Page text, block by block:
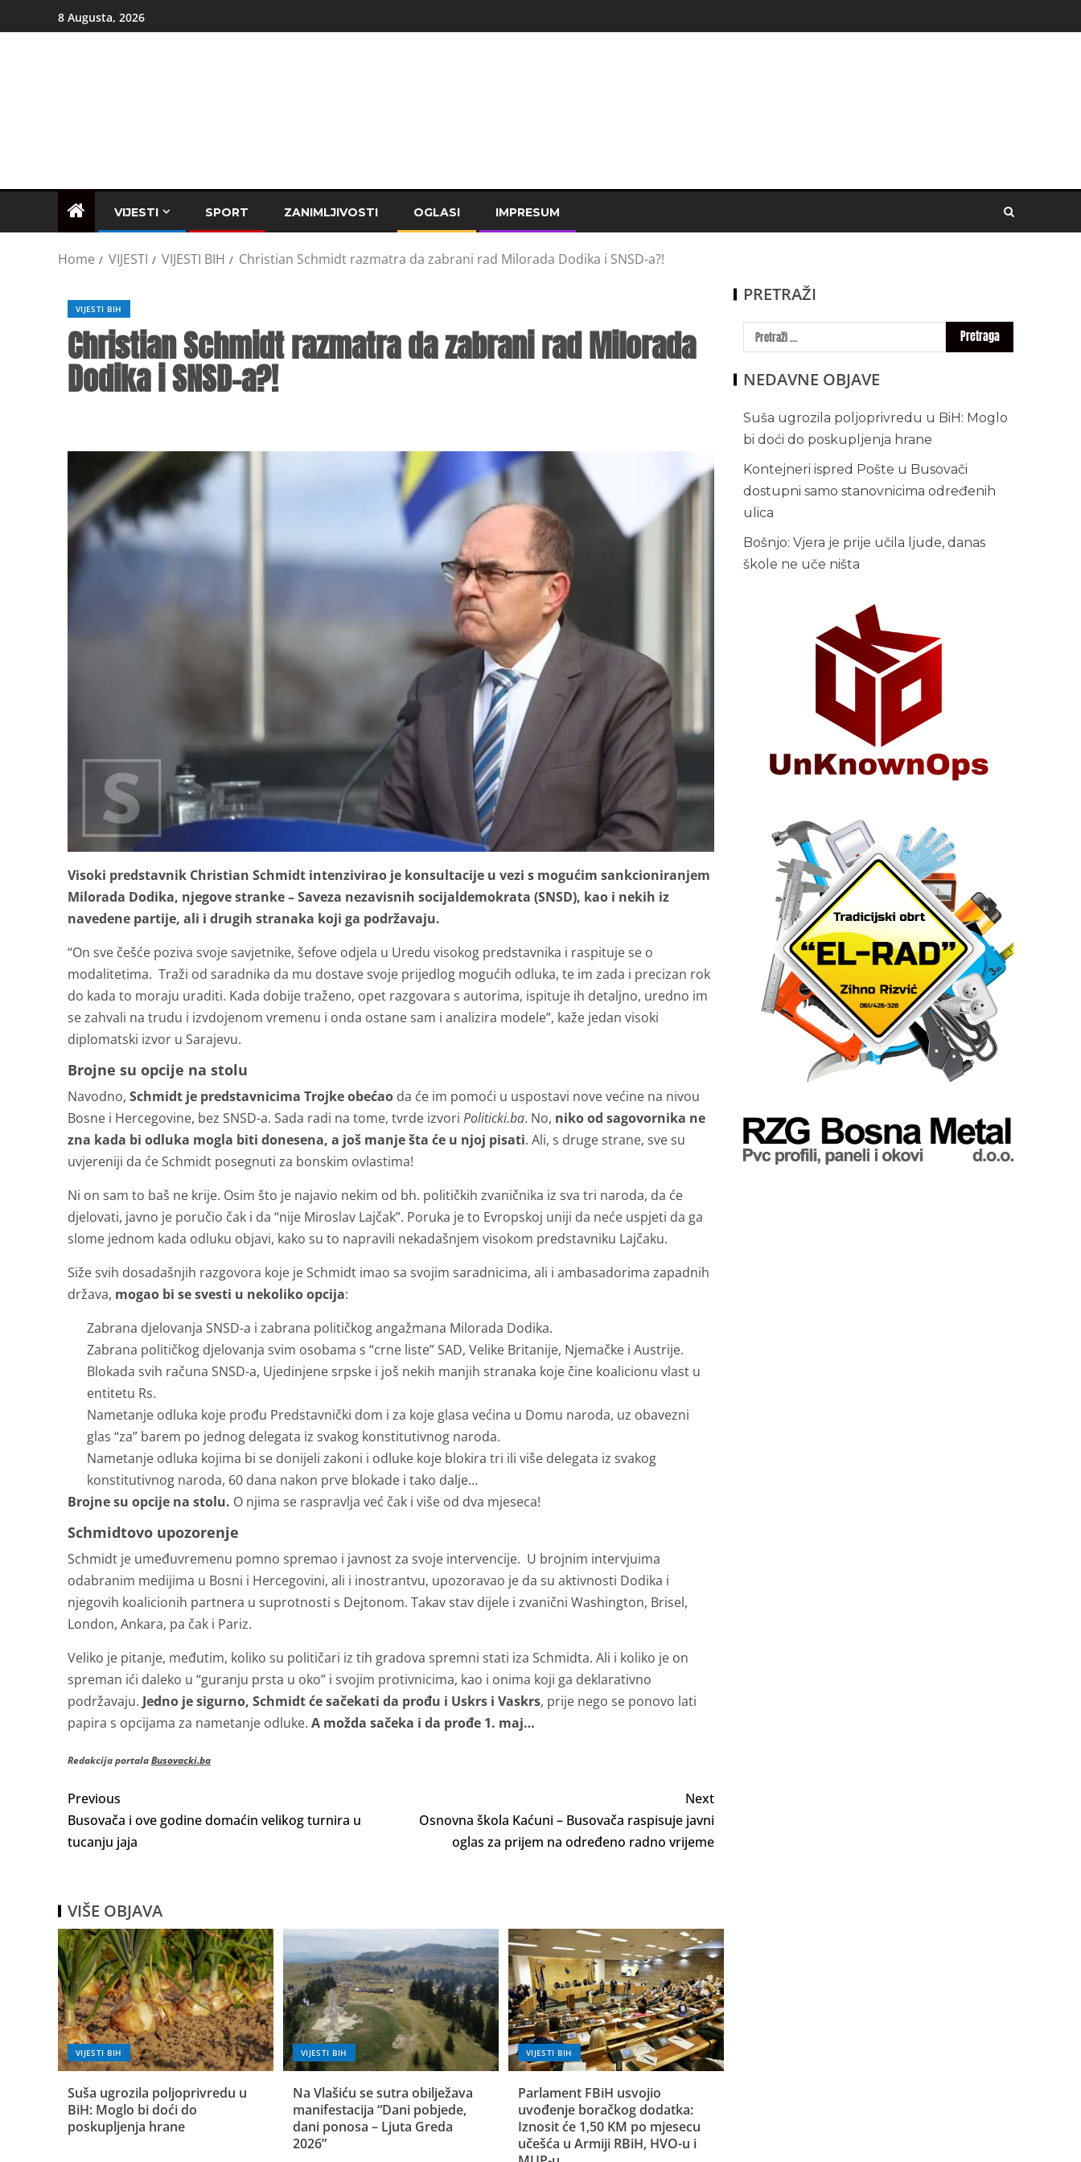
8 Augusta, 2026
VIJESTI SPORT ZANIMLJIVOSTI OGLASI IMPRESUM
Home VIJESTI VIJESTI BIH Christian Schmidt razmatra da zabrani rad Milorada Dodika i SNSD-a?!
VIJESTI BIH
Christian Schmidt razmatra da zabrani rad Milorada
Dodika i SNSD-a?!
Visoki predstavnik Christian Schmidt intenzivirao je konsultacije u vezi s mogućim sankcioniranjem
Milorada Dodika, njegove stranke – Saveza nezavisnih socijaldemokrata (SNSD), kao i nekih iz
navedene partije, ali i drugih stranaka koji ga podržavaju.
“On sve češće poziva svoje savjetnike, šefove odjela u Uredu visokog predstavnika i raspituje se o
modalitetima. Traži od saradnika da mu dostave svoje prijedlog mogućih odluka, te im zada i precizan rok
do kada to moraju uraditi. Kada dobije traženo, opet razgovara s autorima, ispituje ih detaljno, uredno im
se zahvali na trudu i izvdojenom vremenu i onda ostane sam i analizira modele”, kaže jedan visoki
diplomatski izvor u Sarajevu.
Brojne su opcije na stolu
Navodno, Schmidt je predstavnicima Trojke obećao da će im pomoći u uspostavi nove većine na nivou
Bosne i Hercegovine, bez SNSD-a. Sada radi na tome, tvrde izvori Politicki.ba. No, niko od sagovornika ne
zna kada bi odluka mogla biti donesena, a još manje šta će u njoj pisati. Ali, s druge strane, sve su
uvjereniji da će Schmidt posegnuti za bonskim ovlastima!
Ni on sam to baš ne krije. Osim što je najavio nekim od bh. političkih zvaničnika iz sva tri naroda, da će
djelovati, javno je poručio čak i da “nije Miroslav Lajčak”. Poruka je to Evropskoj uniji da neće uspjeti da ga
slome jednom kada odluku objavi, kako su to napravili nekadašnjem visokom predstavniku Lajčaku.
Siže svih dosadašnjih razgovora koje je Schmidt imao sa svojim saradnicima, ali i ambasadorima zapadnih
država, mogao bi se svesti u nekoliko opcija:
Zabrana djelovanja SNSD-a i zabrana političkog angažmana Milorada Dodika.
Zabrana političkog djelovanja svim osobama s “crne liste” SAD, Velike Britanije, Njemačke i Austrije.
Blokada svih računa SNSD-a, Ujedinjene srpske i još nekih manjih stranaka koje čine koalicionu vlast u
entitetu Rs.
Nametanje odluka koje prođu Predstavnički dom i za koje glasa većina u Domu naroda, uz obavezni
glas “za” barem po jednog delegata iz svakog konstitutivnog naroda.
Nametanje odluka kojima bi se donijeli zakoni i odluke koje blokira tri ili više delegata iz svakog
konstitutivnog naroda, 60 dana nakon prve blokade i tako dalje…
Brojne su opcije na stolu. O njima se raspravlja već čak i više od dva mjeseca!
Schmidtovo upozorenje
Schmidt je umeđuvremenu pomno spremao i javnost za svoje intervencije. U brojnim intervjuima
odabranim medijima u Bosni i Hercegovini, ali i inostrantvu, upozoravao je da su aktivnosti Dodika i
njegovih koalicionih partnera u suprotnosti s Dejtonom. Takav stav dijele i zvanični Washington, Brisel,
London, Ankara, pa čak i Pariz.
Veliko je pitanje, međutim, koliko su političari iz tih gradova spremni stati iza Schmidta. Ali i koliko je on
spreman ići daleko u “guranju prsta u oko” i svojim protivnicima, kao i onima koji ga deklarativno
podržavaju. Jedno je sigurno, Schmidt će sačekati da prođu i Uskrs i Vaskrs, prije nego se ponovo lati
papira s opcijama za nametanje odluke. A možda sačeka i da prođe 1. maj…
Redakcija portalaBusovacki.ba
Previous
Busovača i ove godine domaćin velikog turnira u
tucanju jaja
Next
Osnovna škola Kaćuni – Busovača raspisuje javni
oglas za prijem na određeno radno vrijeme
VIŠE OBJAVA
VIJESTI BIH
Suša ugrozila poljoprivredu u
BiH: Moglo bi doći do
poskupljenja hrane
VIJESTI BIH
Na Vlašiću se sutra obilježava
manifestacija “Dani pobjede,
dani ponosa – Ljuta Greda
2026”
VIJESTI BIH
Parlament FBiH usvojio
uvođenje boračkog dodatka:
Iznosit će 1,50 KM po mjesecu
učešća u Armiji RBiH, HVO-u i
PRETRAŽI
NEDAVNE OBJAVE
Suša ugrozila poljoprivredu u BiH: Moglo
bi doći do poskupljenja hrane
Kontejneri ispred Pošte u Busovači
dostupni samo stanovnicima određenih
ulica
Bošnjo: Vjera je prije učila ljude, danas
škole ne uče ništa